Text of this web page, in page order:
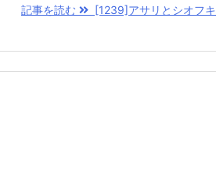
記事を読む [1239]アサリとシオフキ